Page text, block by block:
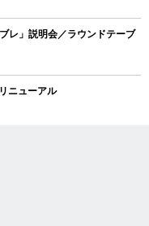
レ」説明会／ラウンドテーブ
ニューアル